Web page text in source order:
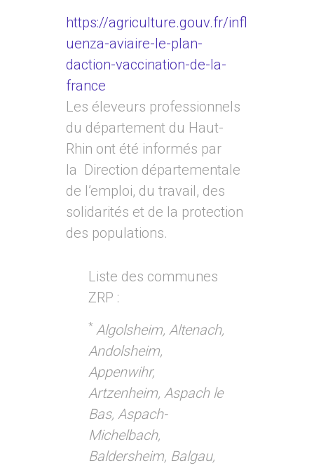
https://agriculture.gouv.fr/infl
uenza-aviaire-le-plan-
daction-vaccination-de-la-
france
Les éleveurs professionnels
du département du Haut-
Rhin ont été informés par
la Direction départementale
de l’emploi, du travail, des
solidarités et de la protection
des populations.
Liste des communes
ZRP :
* Algolsheim, Altenach,
Andolsheim,
Appenwihr,
Artzenheim, Aspach le
Bas, Aspach-
Michelbach,
Baldersheim, Balgau,